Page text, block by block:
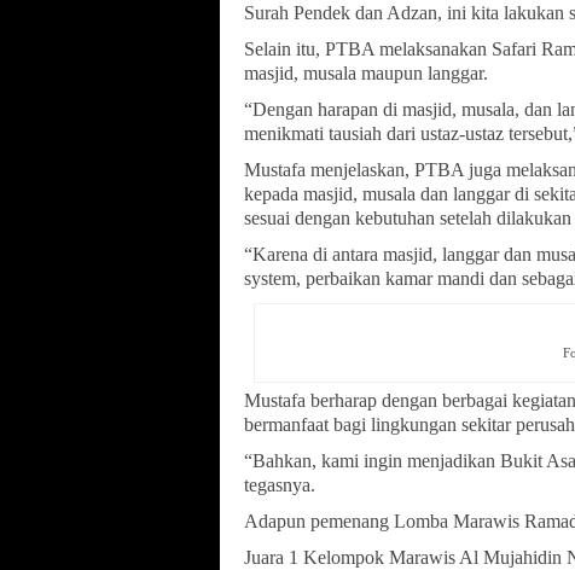
Surah Pendek dan Adzan, ini kita lakukan
Selain itu, PTBA melaksanakan Safari
masjid, musala maupun langgar.
“Dengan harapan di masjid, musala, dan
menikmati tausiah dari ustaz-ustaz
Mustafa menjelaskan, PTBA juga
kepada masjid, musala dan langgar di
sesuai dengan kebutuhan setelah
“Karena di antara masjid, langgar dan
system, perbaikan kamar mandi dan
Mustafa berharap dengan berbagai
bermanfaat bagi lingkungan sekitar
“Bahkan, kami ingin menjadikan Bukit
tegasnya.
Adapun pemenang Lomba Marawis
Juara 1 Kelompok Marawis Al Mujahidin